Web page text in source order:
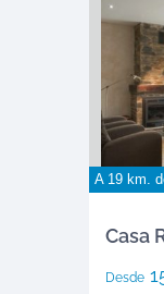
A 19 km.
Casa
Desde